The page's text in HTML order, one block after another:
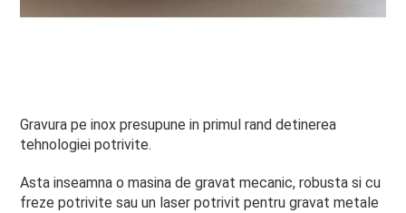
Gravura pe inox presupune in primul rand detinerea
tehnologiei potrivite.
Asta inseamna o masina de gravat mecanic, robusta si cu
freze potrivite sau un laser potrivit pentru gravat metale